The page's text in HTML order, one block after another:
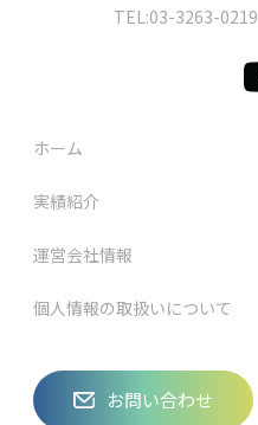
TEL:03-3263-0219
ホーム
実績紹介
運営会社情報
個人情報の取扱いについて
お問い合わせ